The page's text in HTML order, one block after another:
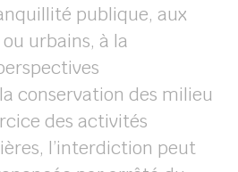
publique, aux
urbains, à la
conservation des milieu
des activités
l’interdiction peut